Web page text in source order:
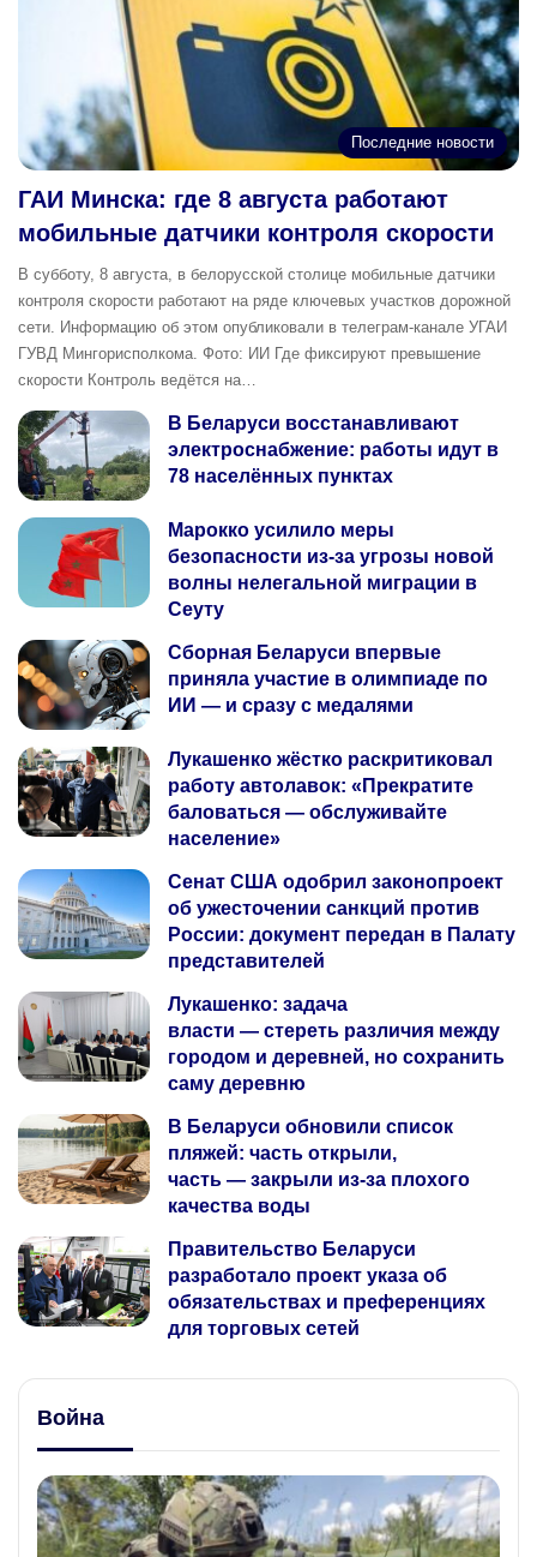
Последние новости
ГАИ Минска: где 8 августа работают
мобильные датчики контроля скорости
В субботу, 8 августа, в белорусской столице мобильные датчики
контроля скорости работают на ряде ключевых участков дорожной
сети. Информацию об этом опубликовали в телеграм‑канале УГАИ
ГУВД Мингорисполкома. Фото: ИИ Где фиксируют превышение
скорости Контроль ведётся на…
В Беларуси восстанавливают
электроснабжение: работы идут в
78 населённых пунктах
Марокко усилило меры
безопасности из‑за угрозы новой
волны нелегальной миграции в
Сеуту
Сборная Беларуси впервые
приняла участие в олимпиаде по
ИИ — и сразу с медалями
Лукашенко жёстко раскритиковал
работу автолавок: «Прекратите
баловаться — обслуживайте
население»
Сенат США одобрил законопроект
об ужесточении санкций против
России: документ передан в Палату
представителей
Лукашенко: задача
власти — стереть различия между
городом и деревней, но сохранить
саму деревню
В Беларуси обновили список
пляжей: часть открыли,
часть — закрыли из‑за плохого
качества воды
Правительство Беларуси
разработало проект указа об
обязательствах и преференциях
для торговых сетей
Война